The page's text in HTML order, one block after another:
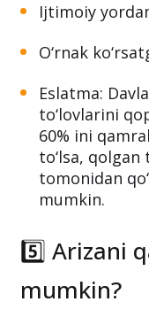
Ijtimoiy
O‘rnak
Eslatma:
to‘lovlarini
60% ini
to‘lsa,
tomonidan
mumkin.
5️⃣ Arizani
mumkin?